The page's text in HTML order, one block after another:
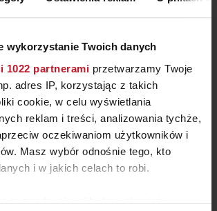
wykorzystanie Twoich danych
1022 partnerami przetwarzamy Twoje
adres IP, korzystając z takich
cookie, w celu wyświetlania
reklam i treści, analizowania tychże,
oczekiwaniom użytkowników i
Masz wybór odnośnie tego, kto
i w jakich celach to robi.
to zgodę, chcielibyśmy również:
VEGAS FRAME LIFT